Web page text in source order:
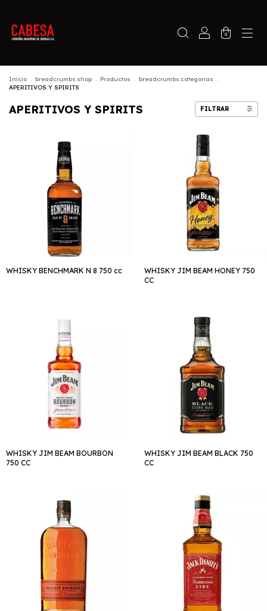
0
Inicio . breadcrumbs.shop . Productos . breadcrumbs.categorias
.
APERITIVOS Y SPIRITS
APERITIVOS Y SPIRITS FILTRAR
WHISKY BENCHMARK N 8 750 cc
WHISKY JIM BEAM HONEY 750
CC
WHISKY JIM BEAM BOURBON
750 CC
WHISKY JIM BEAM BLACK 750
CC